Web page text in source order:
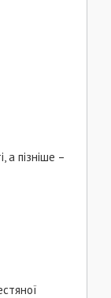
а пізніше –